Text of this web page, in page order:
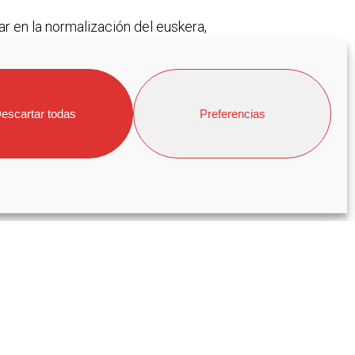
todas Preferencias
en la normalización del euskera,